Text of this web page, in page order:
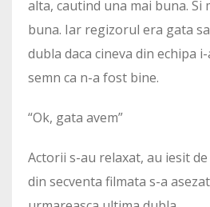
alta, cautind una mai buna. Si
buna. Iar regizorul era gata
dubla daca cineva din echipa
semn ca n-a fost bine.
“Ok, gata avem”
Actorii s-au relaxat, au iesit
din secventa filmata s-a